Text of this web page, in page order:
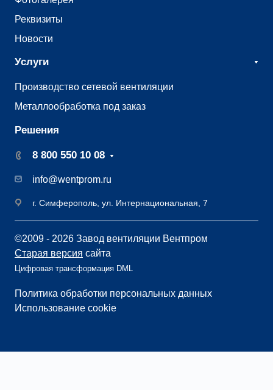
Реквизиты
Новости
Услуги
Производство сетевой вентиляции
Металлообработка под заказ
Решения
8 800 550 10 08
info@wentprom.ru
г. Симферополь, ул. Интернациональная, 7
©2009 - 2026 Завод вентиляции Вентпром
Старая версия сайта
Цифровая трансформация DML
Политика обработки персональных данных
Использование cookie